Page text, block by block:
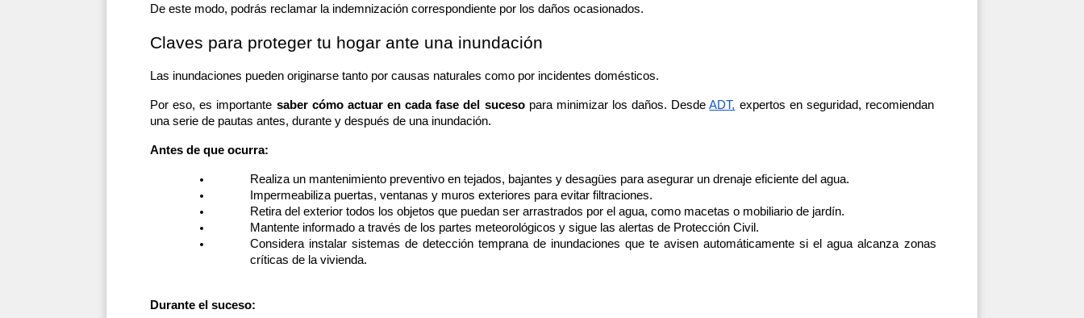
De este modo, podrás reclamar la indemnización correspondiente por los daños ocasionados.
Claves para proteger tu hogar ante una inundación
Las inundaciones pueden originarse tanto por causas naturales como por incidentes domésticos.
Por eso, es importante saber cómo actuar en cada fase del suceso para minimizar los daños. Desde ADT, expertos en seguridad, recomiendan
una serie de pautas antes, durante y después de una inundación.
Antes de que ocurra:
Realiza un mantenimiento preventivo en tejados, bajantes y desagües para asegurar un drenaje eficiente del agua.
Impermeabiliza puertas, ventanas y muros exteriores para evitar filtraciones.
Retira del exterior todos los objetos que puedan ser arrastrados por el agua, como macetas o mobiliario de jardín.
Mantente informado a través de los partes meteorológicos y sigue las alertas de Protección Civil.
Considera instalar sistemas de detección temprana de inundaciones que te avisen automáticamente si el agua alcanza zonas
críticas de la vivienda.
Durante el suceso: